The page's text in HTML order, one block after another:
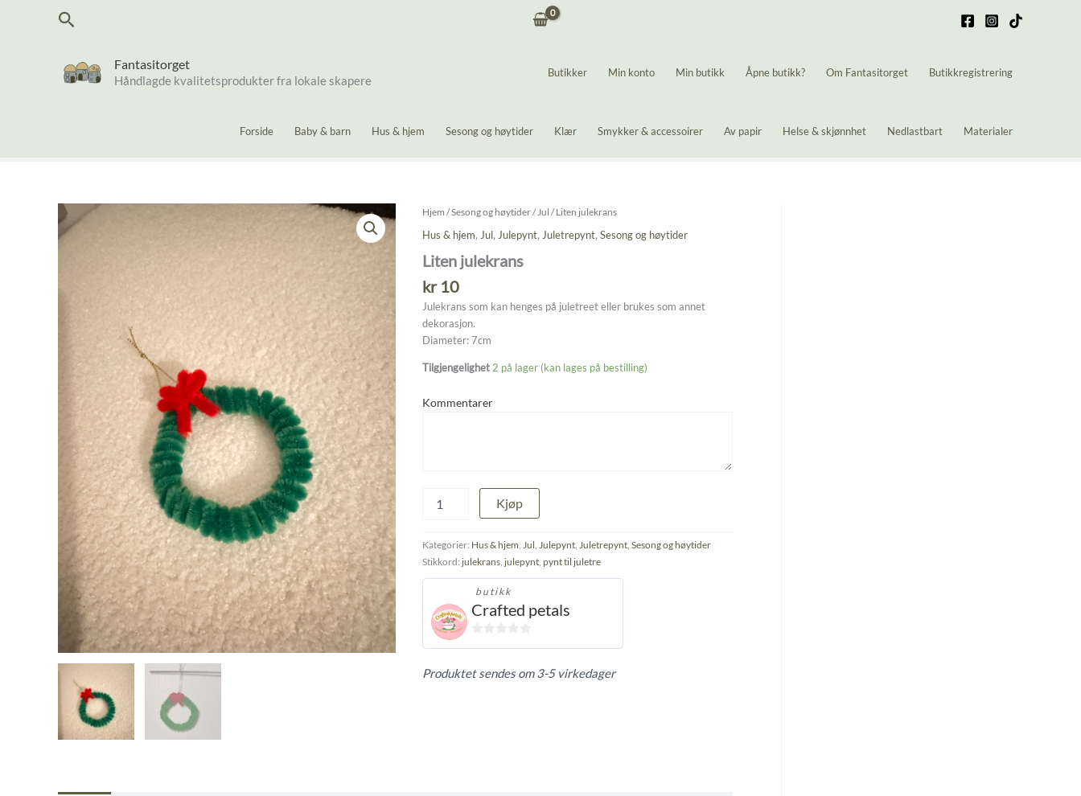
Søk
Fantasitorget
Håndlagde kvalitetsprodukter fra lokale skapere
Butikker Min konto Min butikk Åpne butikk? Om Fantasitorget Butikkregistrering
Forside Baby & barn Hus & hjem Sesong og høytider Klær Smykker & accessoirer Av papir Helse & skjønnhet Nedlastbart Materialer
Hjem /Sesong og høytider/Jul / Liten julekrans
Hus & hjem, Jul, Julepynt, Juletrepynt,Sesong og høytider
Liten julekrans
kr10
Julekrans som kan henges på juletreet eller brukes som annet
dekorasjon.
Diameter: 7cm
Tilgjengelighet 2 på lager (kan lages på bestilling)
Kommentarer
julekrans
Kjøp
Kategorier: Hus & hjem Jul Julepynt Juletrepynt ,Sesong og høytider
Stikkord: julekrans julepynt pynt til juletre
butikk
Crafted petals
av
Produktet sendes om 3-5 virkedager